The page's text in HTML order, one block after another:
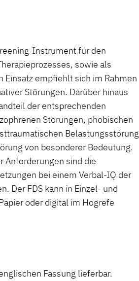
Instrument für den
sowie als
empfiehlt sich im Rahmen
Störungen. Darüber hinaus
der entsprechenden
Störungen, phobischen
Belastungsstörung
von besonderer Bedeutung.
Anforderungen sind die
bei einem Verbal-IQ der
Der FDS kann in Einzel- und
oder digital im Hogrefe
Fassung lieferbar.